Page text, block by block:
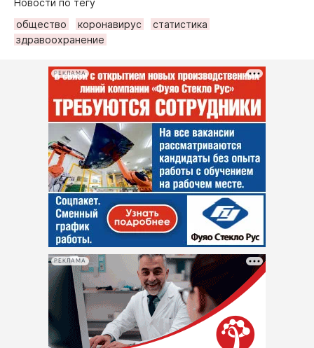
общество
коронавирус
статистика
здравоохранение
РЕКЛАМА
РЕКЛАМА